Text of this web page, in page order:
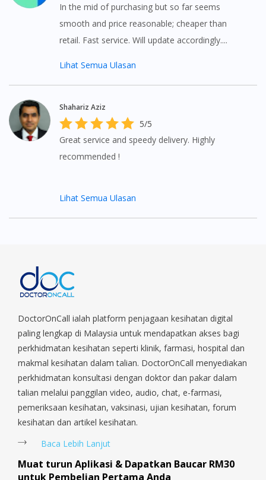
In the mid of purchasing but so far seems
smooth and price reasonable; cheaper than
retail. Fast service. Will update accordingly....
Lihat Semua Ulasan
Shahariz Aziz
5/5
Great service and speedy delivery. Highly
recommended !
Lihat Semua Ulasan
DoctorOnCall ialah platform penjagaan kesihatan digital
paling lengkap di Malaysia untuk mendapatkan akses bagi
perkhidmatan kesihatan seperti klinik, farmasi, hospital dan
makmal kesihatan dalam talian. DoctorOnCall menyediakan
perkhidmatan konsultasi dengan doktor dan pakar dalam
talian melalui panggilan video, audio, chat, e-farmasi,
pemeriksaan kesihatan, vaksinasi, ujian kesihatan, forum
kesihatan dan artikel kesihatan.
Baca Lebih Lanjut
Muat turun Aplikasi & Dapatkan Baucar RM30
untuk Pembelian Pertama Anda